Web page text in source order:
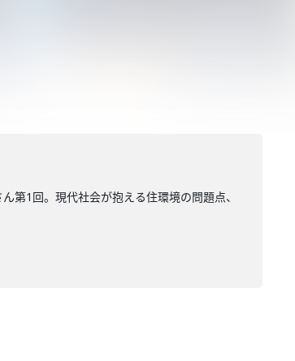
第1回。現代社会が抱える住環境の問題点、